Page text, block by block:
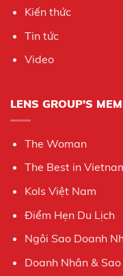
Kiến thức
Tin tức
Video
LENS GROUP'S
The Woman
The Best in
Kols Việt Nam
Điểm Hẹn Du Lịch
Ngôi Sao Doanh
Doanh Nhân &